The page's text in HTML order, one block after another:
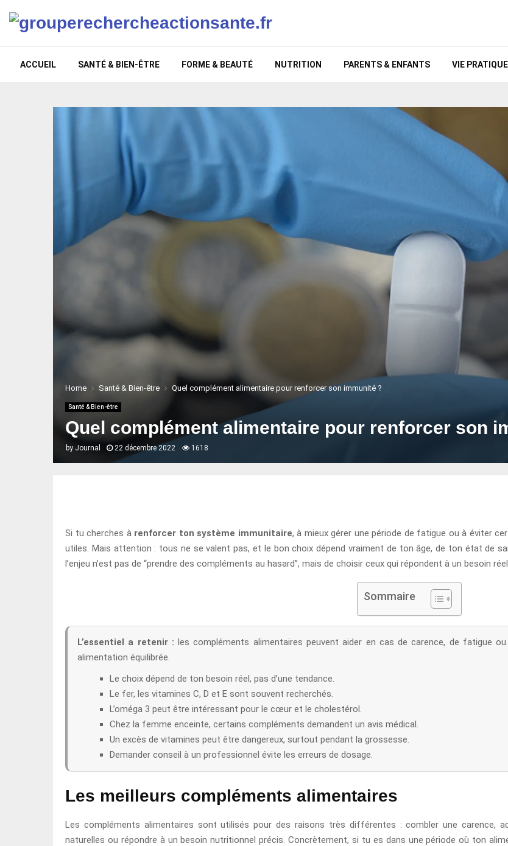
ACCUEIL SANTÉ & BIEN-ÊTRE FORME & BEAUTÉ NUTRITION PARENTS & ENFANTS VIE PRATIQUE
Home Santé & Bien-être Quel complément alimentaire pour renforcer son immunité ?
Santé & Bien-être
Quel complément alimentaire pour renforcer son
by Journal 22 décembre 2022 1618
Si tu cherches à renforcer ton système immunitaire, à mieux gérer une période de fatigue ou à éviter
utiles. Mais attention : tous ne se valent pas, et le bon choix dépend vraiment de ton âge, de ton état de
l’enjeu n’est pas de “prendre des compléments au hasard”, mais de choisir ceux qui répondent à un besoin
Sommaire
L’essentiel a retenir : les compléments alimentaires peuvent aider en cas de carence, de fatigue
alimentation équilibrée.
Le choix dépend de ton besoin réel, pas d’une tendance.
Le fer, les vitamines C, D et E sont souvent recherchés.
L’oméga 3 peut être intéressant pour le cœur et le cholestérol.
Chez la femme enceinte, certains compléments demandent un avis médical.
Un excès de vitamines peut être dangereux, surtout pendant la grossesse.
Demander conseil à un professionnel évite les erreurs de dosage.
Les meilleurs compléments alimentaires
Les compléments alimentaires sont utilisés pour des raisons très différentes : combler une carence,
naturelles ou répondre à un besoin nutritionnel précis. Concrètement, si tu es dans une période où ton